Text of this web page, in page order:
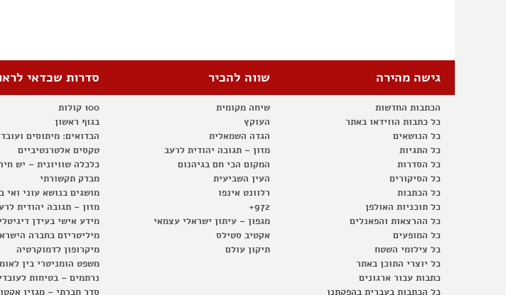
גישה מהירה
הכתבות החדשות
כל כתבות הווידאו באתר
כל הנושאים
כל התגיות
כל הסדרות
כל הסיקורים
כל הכתבות
כל תוכניות האולפן
כל ההרצאות והפאנלים
כל המופעים
כל צילומי השטח
כל יוצרי התוכן באתר
כתבות עבור ארגונים
כל הכתבות בעברית בהפקתנו
שווה להכיר
שיחה מקומית
העוקץ
הגדה השמאלית
מזון – תגובה יהודית לרעב
המקום הכי חם בגיהנום
העין השביעית
רלוונט אינפו
972+
מגפון – עיתון ישראלי עצמאי
אקטיב סטילס
תיקון עולם
סדרות שכדאי
100 קולות
בגוף ראשון
הבדואים: מיתוסים
טקסים אלטרנטיביים
כלכלה שוויונית – יש
מבדק תקשורתי
מושגים בנושא עוני ואי
מזון – תגובה יהודית
מידע אישי בעידן
מיליטריזם בחברה
מיקרופון לדמוקרטיה
משפט הומניטרי בין
נרתמים – בטיחות
סדר חברתי – מגזין